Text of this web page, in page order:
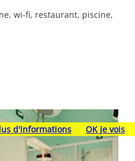
wi-fi, restaurant, piscine,
d'informations OK je vois